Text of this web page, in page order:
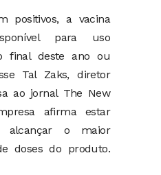
positivos, a vacina
para uso
final deste ano ou
Tal Zaks, diretor
ao jornal The New
afirma estar
alcançar o maior
doses do produto.